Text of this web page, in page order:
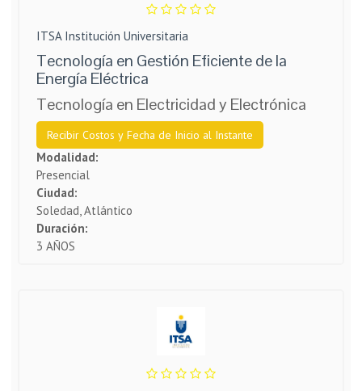
ITSA Institución Universitaria
Tecnología en Gestión Eficiente de la
Energía Eléctrica
Tecnología en Electricidad y Electrónica
Recibir Costos y Fecha de Inicio al Instante
Modalidad:
Presencial
Ciudad:
Soledad, Atlántico
Duración:
3 AÑOS